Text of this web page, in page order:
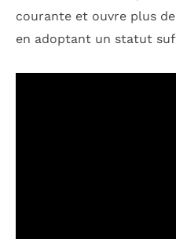
courante et ouvre plus
en adoptant un statut